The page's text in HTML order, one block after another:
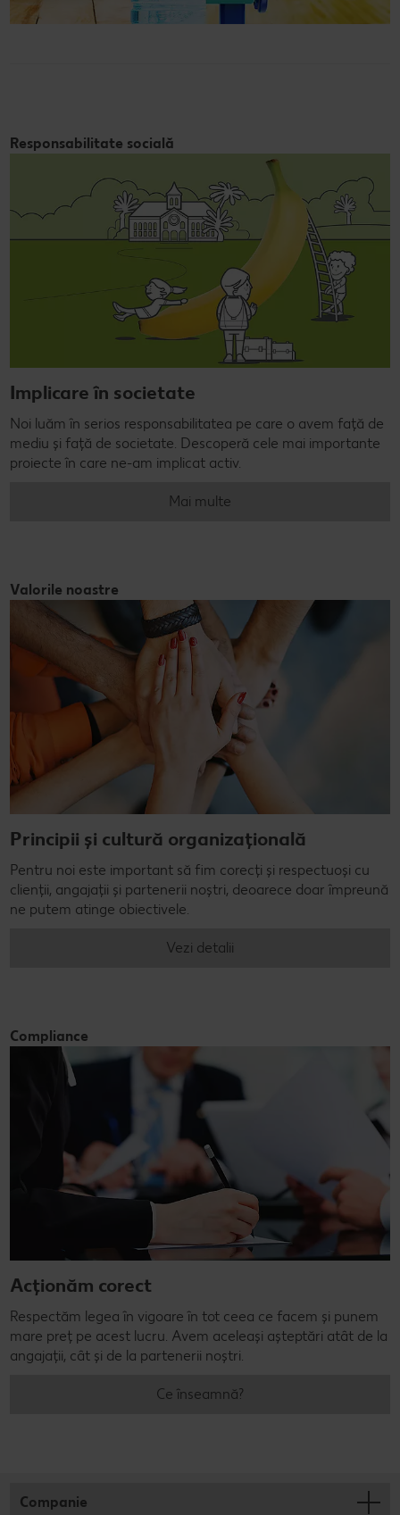
Responsabilitate socială
Implicare în societate
Noi luăm în serios responsabilitatea pe care o avem față de
mediu și față de societate. Descoperă cele mai importante
proiecte în care ne-am implicat activ.
Mai multe
Valorile noastre
Principii și cultură organizațională
Pentru noi este important să fim corecți și respectuoși cu
clienții, angajații și partenerii noștri, deoarece doar împreună
ne putem atinge obiectivele.
Vezi detalii
Compliance
Acționăm corect
Respectăm legea în vigoare în tot ceea ce facem și punem
mare preț pe acest lucru. Avem aceleași așteptări atât de la
angajații, cât și de la partenerii noștri.
Ce înseamnă?
Companie